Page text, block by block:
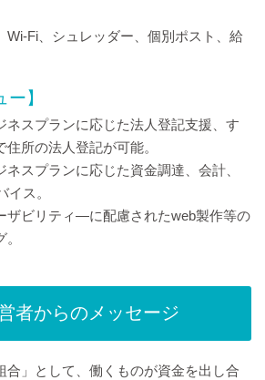
Fi、シュレッダー、個別ポスト、給
】
ネスプランに応じた法人登記支援、す
所の法人登記が可能。
ネスプランに応じた資金調達、会計、
ス。
ビリティ―に配慮されたweb製作等の
者からのメッセージ
合」として、働くものが資金を出し合